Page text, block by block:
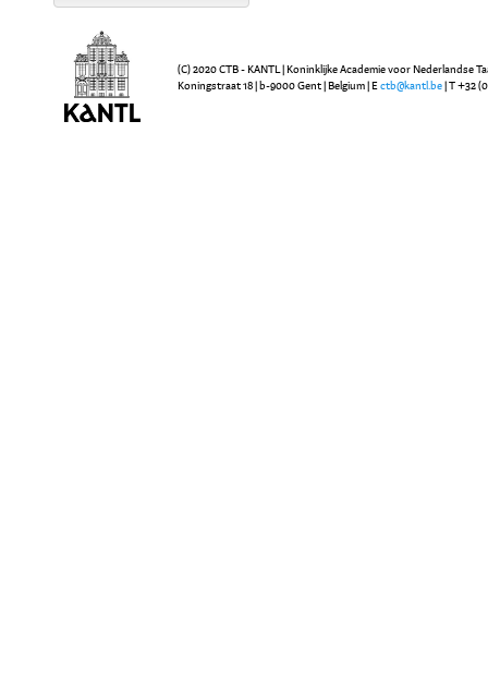
(C) 2020 CTB - KANTL | Koninklijke Academie voor Nederlandse
Koningstraat 18 | b-9000 Gent | Belgium | E ctb@kantl.be | T +32